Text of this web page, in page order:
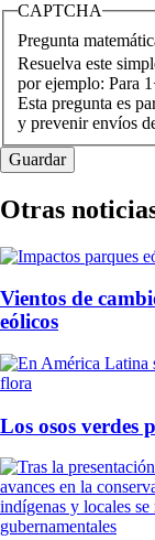
CAPTCHA
Pregunta
Resuelva este
por ejemplo: Para
Esta pregunta es
y prevenir envíos
Otras
Vientos de
eólicos
Los osos verdes